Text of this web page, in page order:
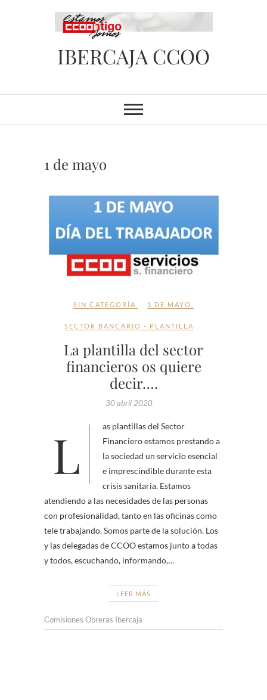
IBERCAJA CCOO
1 de mayo
SIN CATEGORÍA 1 DE MAYO
SECTOR BANCARIO - PLANTILLA
La plantilla del sector
financieros os quiere
decir….
30 abril 2020
Las plantillas del Sector
Financiero estamos prestando a
la sociedad un servicio esencial
e imprescindible durante esta
crisis sanitaria. Estamos
atendiendo a las necesidades de las personas
con profesionalidad, tanto en las oficinas como
tele trabajando. Somos parte de la solución. Los
y las delegadas de CCOO estamos junto a todas
y todos, escuchando, informando,…
LEER MÁS
Comisiones Obreras Ibercaja